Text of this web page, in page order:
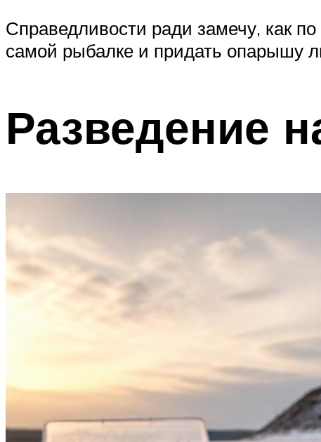
Справедливости ради замечу, как
самой рыбалке и придать опарышу
Разведение